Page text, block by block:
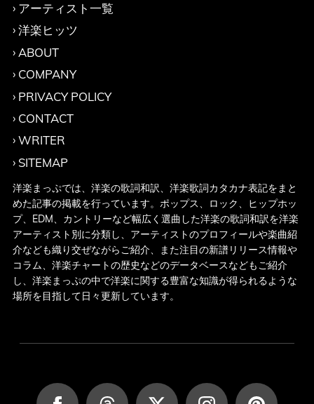
アーティスト一覧
洋楽ヒッツ
ABOUT
COMPANY
PRIVACY POLICY
CONTACT
WRITER
SITEMAP
洋楽まっぷでは、洋楽の歌詞和訳、洋楽歌詞カタカナ表記をまと
めた記事の掲載を行っています。ポップス、ロック、ヒップホッ
プ、EDM、カントリーなど幅広く選曲した洋楽の歌詞和訳を洋楽
アーティスト別に分類し、アーティストのプロフィールや楽曲紹
介なども織り交ぜながらご紹介、また注目の新譜リリース情報や
コラム、洋楽チャートの歴史などのデータベースなどもご紹介
し、洋楽まっぷの中で洋楽に関する豊富な知識が得られるような
場所を目指して日々更新しています。